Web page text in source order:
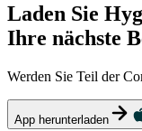
Laden Sie
Ihre nächste
Werden Sie Teil der
App herunterladen